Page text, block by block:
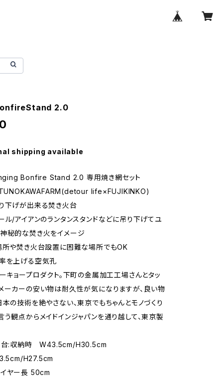
2.0
shipping available
Bonfire Stand 2.0 専用焼き網セット
TUNOKAWAFARM(detour life×FUJIKINKO)
下げが出来る焚き火台
ル/アイアンのランタンスタンドなどに吊り下げてユ
秘的な焚き火をイメージ
所や焚き火台設置に困難な場所でもOK
を上げる空気孔
ーキョープロダクト。下町の金属加工工場さんとタッ
ーカーの安い物は耐久性が気になりますが、良い物
本の技術を絶やさない、東京でもちゃんとモノづくり
う観点からメイドインジャパンを通り越して、東京製
火台:収納時 W43.5cm/H30.5cm
H27.5cm
ヤー長 50cm